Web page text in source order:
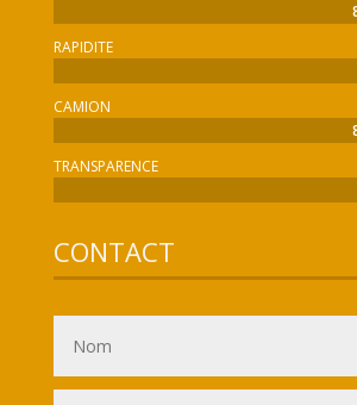
RAPIDITE
CAMION
TRANSPARENCE
CONTACT